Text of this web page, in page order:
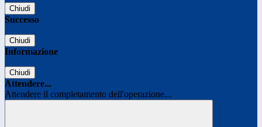
Chiudi
Successo
Chiudi
Informazione
Chiudi
Attendere...
Attendere il completamento dell'operazione...